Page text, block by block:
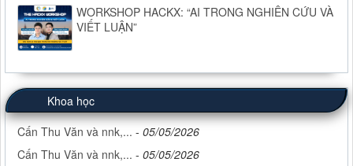
WORKSHOP HACKX: “AI TRONG NGHIÊN CỨU VÀ
VIẾT LUẬN”
Khoa học
Cấn Thu Văn và nnk,... - 05/05/2026
Cấn Thu Văn và nnk,... - 05/05/2026